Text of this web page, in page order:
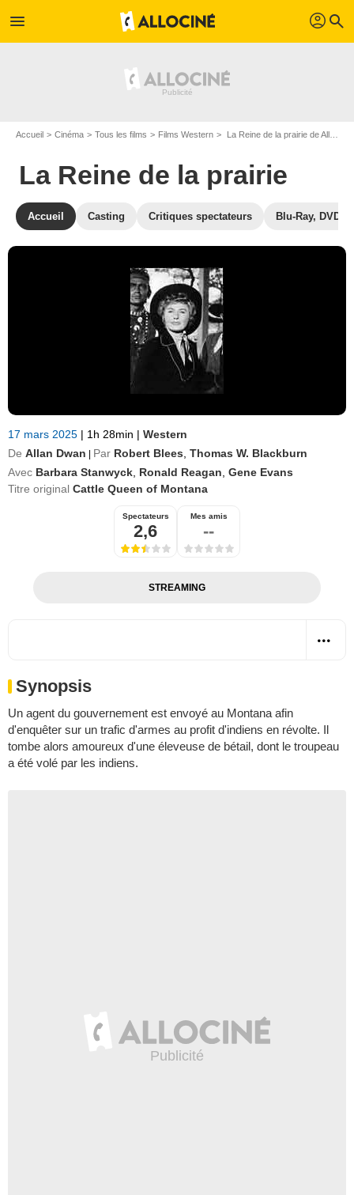
menu profil search
Accueil Cinéma Tous les films Films Western La Reine de la prairie de Allan Dwan
La Reine de la prairie
Accueil Casting Critiques spectateurs Blu-Ray, DVD
17 mars 2025 | 1h 28min | Western
De Allan Dwan Par Robert Blees Thomas W. Blackburn
Avec Barbara Stanwyck Ronald Reagan Gene Evans
Titre original Cattle Queen of Montana
Spectateurs
2,6
Mes amis
--
STREAMING
Synopsis
Un agent du gouvernement est envoyé au Montana afin
d'enquêter sur un trafic d'armes au profit d'indiens en révolte. Il
tombe alors amoureux d'une éleveuse de bétail, dont le troupeau
a été volé par les indiens.